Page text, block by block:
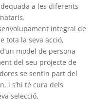
a les diferents
integral de
tota la seva acció,
model de persona
del seu projecte de
se sentin part del
i s’hi té cura dels
selecció,